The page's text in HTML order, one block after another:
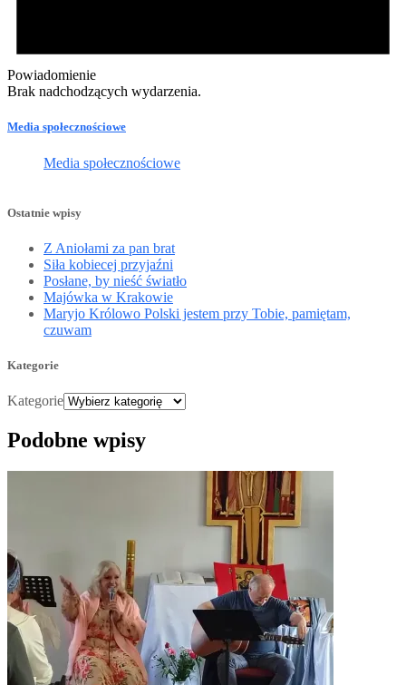
Powiadomienie
Brak nadchodzących wydarzenia.
Media społecznościowe
Media społecznościowe
Ostatnie wpisy
Z Aniołami za pan brat
Siła kobiecej przyjaźni
Posłane, by nieść światło
Majówka w Krakowie
Maryjo Królowo Polski jestem przy Tobie, pamiętam,
czuwam
Kategorie
Kategorie
Podobne wpisy